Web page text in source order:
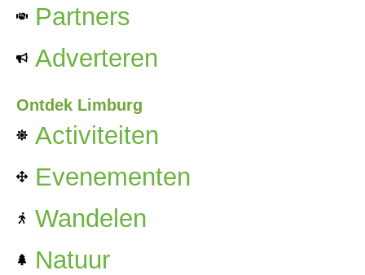
Partners
Adverteren
Ontdek Limburg
Activiteiten
Evenementen
Wandelen
Natuur